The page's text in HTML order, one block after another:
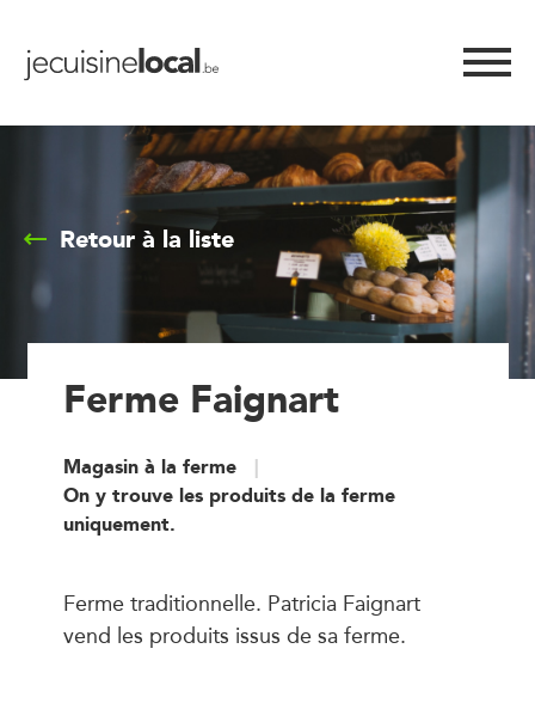
Retour à la liste
Ferme Faignart
Magasin à la ferme
On y trouve les produits de la ferme
uniquement.
Ferme traditionnelle. Patricia Faignart
vend les produits issus de sa ferme.